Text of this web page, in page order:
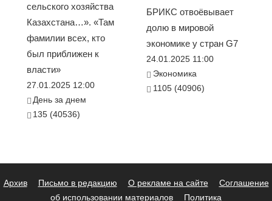
сельского хозяйства
Казахстана…». «Там
фамилии всех, кто
был приближен к
власти»
27.01.2025 12:00
День за днем
135 (40536)
БРИКС отвоёвывает
долю в мировой
экономике у стран G7
24.01.2025 11:00
Экономика
1105 (40906)
Архив Письмо в редакцию О рекламе на сайте
Соглашение
об использовании материалов
Политика